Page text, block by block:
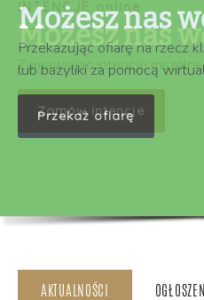
Możesz nas
Przekazując ofiarę na rzecz
lub bazyliki za pomocą
Przekaż ofiarę
AKTUALNOŚCI